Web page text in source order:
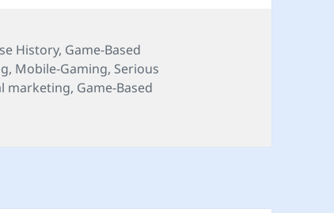
History, Game-Based
, Mobile-Gaming, Serious
marketing, Game-Based